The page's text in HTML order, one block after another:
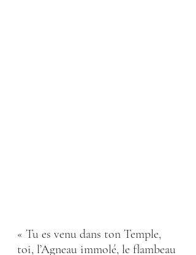
« Tu es venu dans ton Temple,
toi, l’Agneau immolé, le flambeau